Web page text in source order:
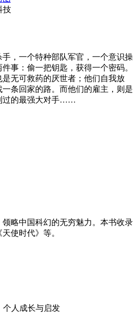
技
，一个特种部队军官，一个意识操
事：偷一把钥匙，获得一个密码。
无可救药的厌世者；他们自我放
条回家的路。而他们的雇主，则是
过的最强大对手……
略中国科幻的无穷魅力。本书收录
使时代》等。
个人成长与启发